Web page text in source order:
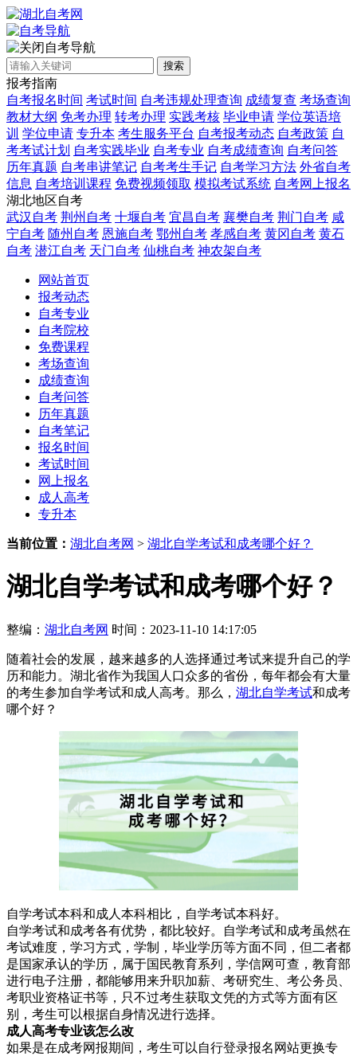
自考导航
搜索
报考指南
自考报名时间 考试时间 自考违规处理查询 成绩复查 考场查询
教材大纲 免考办理 转考办理 实践考核 毕业申请 学位英语培
训 学位申请 专升本 考生服务平台 自考报考动态 自考政策 自
考考试计划 自考实践毕业 自考专业 自考成绩查询 自考问答
历年真题 自考串讲笔记 自考考生手记 自考学习方法 外省自考
信息 自考培训课程 免费视频领取 模拟考试系统 自考网上报名
湖北地区自考
武汉自考 荆州自考 十堰自考 宜昌自考 襄樊自考 荆门自考 咸
宁自考 随州自考 恩施自考 鄂州自考 孝感自考 黄冈自考 黄石
自考 潜江自考 天门自考 仙桃自考 神农架自考
网站首页
报考动态
自考专业
自考院校
免费课程
考场查询
成绩查询
自考问答
历年真题
自考笔记
报名时间
考试时间
网上报名
成人高考
专升本
当前位置： 湖北自考网 > 湖北自学考试和成考哪个好？
湖北自学考试和成考哪个好？
整编： 湖北自考网 时间：2023-11-10 14:17:05
随着社会的发展，越来越多的人选择通过考试来提升自己的学
历和能力。湖北省作为我国人口众多的省份，每年都会有大量
的考生参加自学考试和成人高考。那么， 湖北自学考试和成考
哪个好？
自学考试本科和成人本科相比，自学考试本科好。
自学考试和成考各有优势，都比较好。自学考试和成考虽然在
考试难度，学习方式，学制，毕业学历等方面不同，但二者都
是国家承认的学历，属于国民教育系列，学信网可查，教育部
进行电子注册，都能够用来升职加薪、考研究生、考公务员、
考职业资格证书等，只不过考生获取文凭的方式等方面有区
别，考生可以根据自身情况进行选择。
成人高考专业该怎么改
如果是在成考网报期间，考生可以自行登录报名网站更换专